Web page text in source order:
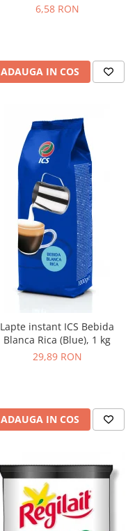
6,58 RON
ADAUGA IN COS
Lapte instant ICS Bebida
Blanca Rica (Blue), 1 kg
29,89 RON
ADAUGA IN COS